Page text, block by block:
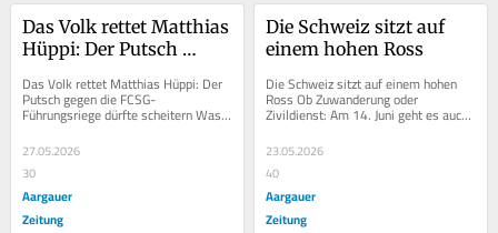
Das Volk rettet Matthias
Hüppi: Der Putsch
Führungsriege dürfte
scheitern
Das Volk rettet Matthias Hüppi: Der
Putsch gegen die FCSG-
Führungsriege dürfte scheitern Was
für Tage beim FC St.Gallen: Nach
dem Cupsieg...
27.05.2026
30
Aargauer
Zeitung
Die Schweiz sitzt auf
einem hohen Ross
Die Schweiz sitzt auf einem hohen
Ross Ob Zuwanderung oder
Zivildienst: Am 14. Juni geht es auch
darum, ob wir Schweizer ein Gespür
für unsere Rolle...
23.05.2026
40
Aargauer
Zeitung